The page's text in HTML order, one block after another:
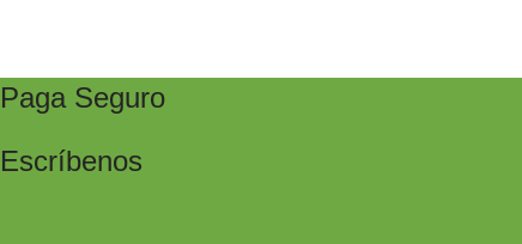
Paga Seguro
Escríbenos